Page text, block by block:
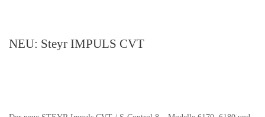
NEU: Steyr IMPULS CVT